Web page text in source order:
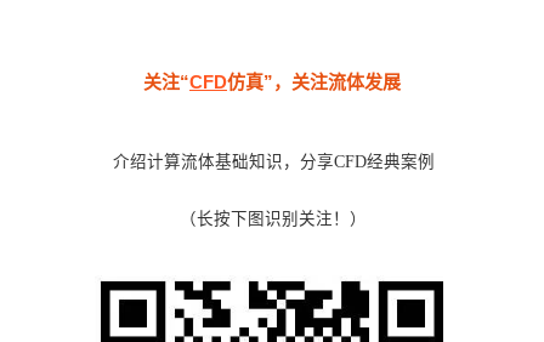
关注“CFD仿真”，关注流体发展
介绍计算流体基础知识，分享CFD经典案例
（长按下图识别关注！）